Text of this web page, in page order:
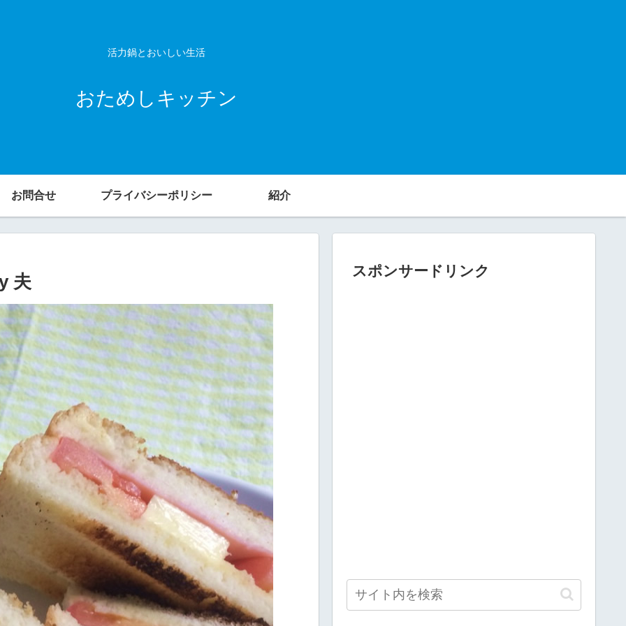
活力鍋とおいしい生活
おためしキッチン
お問合せ プライバシーポリシー 紹介
夫
スポンサードリンク